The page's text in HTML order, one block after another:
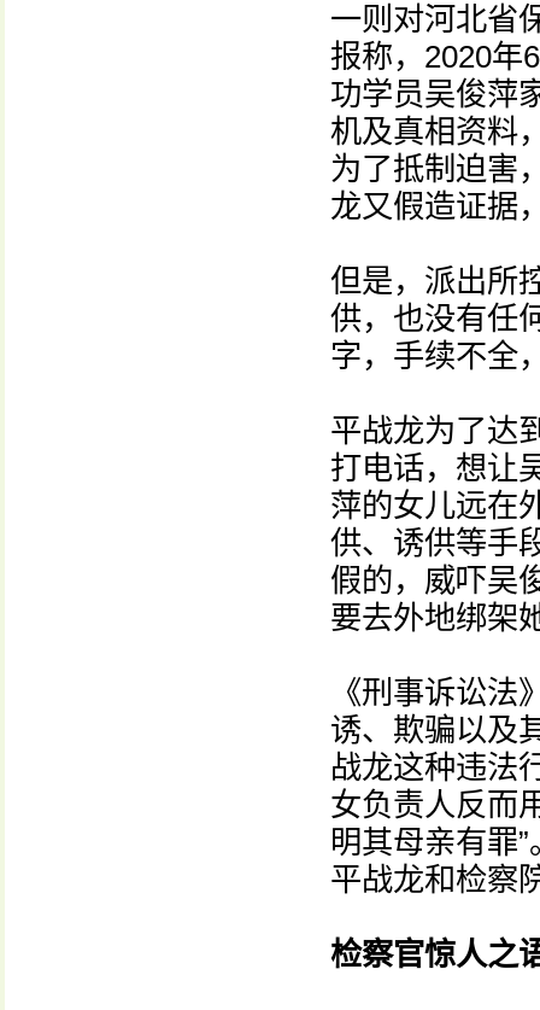
一则对河北省
报称，2020年
功学员吴俊萍
机及真相资料
为了抵制迫害
龙又假造证据
但是，派出所
供，也没有任
字，手续不全
平战龙为了达
打电话，想让
萍的女儿远在
供、诱供等手
假的，威吓吴
要去外地绑架
《刑事诉讼
诱、欺骗以及
战龙这种违法
女负责人反而
明其母亲有罪
平战龙和检察
检察官惊人之